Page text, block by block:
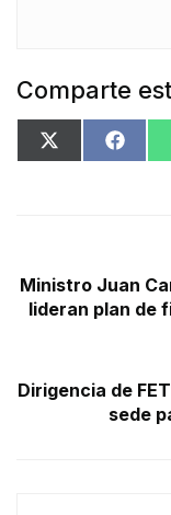
Comparte
Ministro Juan
lideran plan de
Dirigencia de
sede